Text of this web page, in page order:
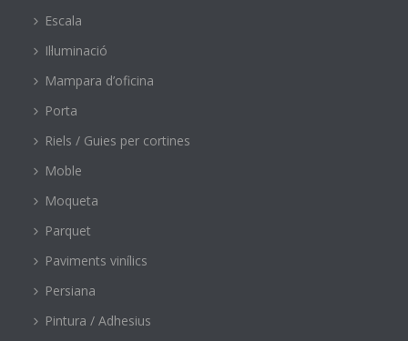
Escala
Il·luminació
Mampara d’oficina
Porta
Riels / Guies per cortines
Moble
Moqueta
Parquet
Paviments vinílics
Persiana
Pintura / Adhesius